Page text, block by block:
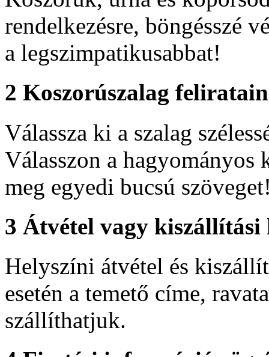
rendelkezésre, böngésszé
a legszimpatikusabbat!
2 Koszorúszalag
Válassza ki a szalag
Válasszon a
meg egyedi bucsú
3 Átvétel vagy kiszállítási
Helyszíni átvétel és
esetén a temető címe,
szállíthatjuk.